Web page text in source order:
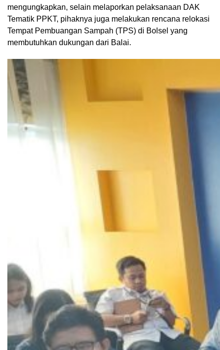
mengungkapkan, selain melaporkan pelaksanaan DAK
Tematik PPKT, pihaknya juga melakukan rencana relokasi
Tempat Pembuangan Sampah (TPS) di Bolsel yang
membutuhkan dukungan dari Balai.